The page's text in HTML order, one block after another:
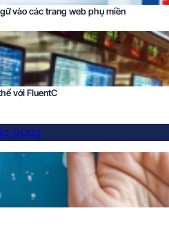
vào các trang web phụ miền
với FluentC
trưng